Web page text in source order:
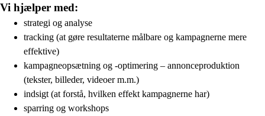
Vi hjælper med:
strategi og analyse
tracking (at gøre resultaterne målbare og kampagnerne mere
effektive)
kampagneopsætning og -optimering – annonceproduktion
(tekster, billeder, videoer m.m.)
indsigt (at forstå, hvilken effekt kampagnerne har)
sparring og workshops